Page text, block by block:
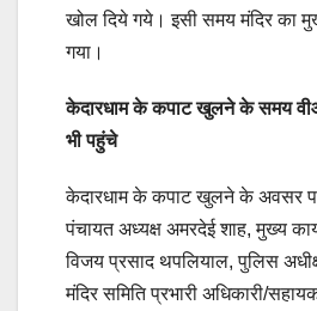
खोल दिये गये। इसी समय मंदिर का
गया।
केदारधाम के कपाट खुलने के समय
भी पहुंचे
केदारधाम के कपाट खुलने के अवसर पर
पंचायत अध्यक्ष अमरदेई शाह, मुख्य
विजय प्रसाद थपलियाल, पुलिस
मंदिर समिति प्रभारी अधिकारी/